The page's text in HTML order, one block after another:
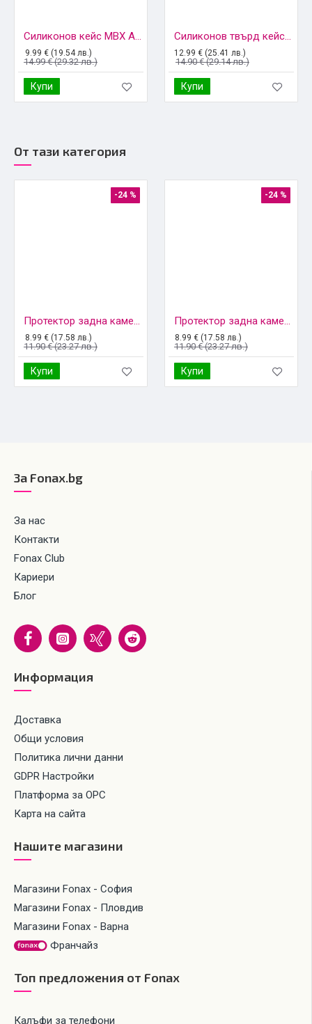
Силиконов кейс MBX Acrylic Carbon, За iPhone 16 (6.1), Черен
9.99 € (19.54 лв.)
14.99 € (29.32 лв.)
Купи
Силиконов твърд кейс bSmart Defender Slide, За iPhone 16 (6.1), Черен
12.99 € (25.41 лв.)
14.90 € (29.14 лв.)
Купи
От тази категория
-24 %
Протектор задна камера метални рингове MBX за iPhone 13, 13 Mini, Черен
8.99 € (17.58 лв.)
11.90 € (23.27 лв.)
Купи
-24 %
Протектор задна камера метални рингове MBX за iPhone 13 Pro, 13 Pro Max, Черен
8.99 € (17.58 лв.)
11.90 € (23.27 лв.)
Купи
За Fonax.bg
За нас
Контакти
Fonax Club
Кариери
Блог
Информация
Доставка
Общи условия
Политика лични данни
GDPR Настройки
Платформа за ОРС
Карта на сайта
Нашите магазини
Магазини Fonax - София
Магазини Fonax - Пловдив
Магазини Fonax - Варна
Франчайз
Топ предложения от Fonax
Калъфи за телефони